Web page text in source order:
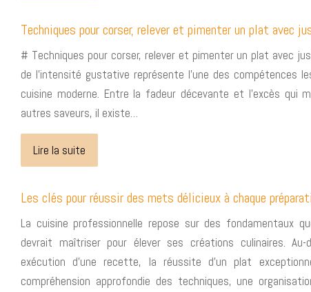
Techniques pour corser, relever et pimenter un plat avec
# Techniques pour corser, relever et pimenter un plat avec
de l’intensité gustative représente l’une des compétences
cuisine moderne. Entre la fadeur décevante et l’excès qui
autres saveurs, il existe…
Lire la suite
Les clés pour réussir des mets délicieux à chaque
La cuisine professionnelle repose sur des fondamentaux
devrait maîtriser pour élever ses créations culinaires.
exécution d’une recette, la réussite d’un plat
compréhension approfondie des techniques, une